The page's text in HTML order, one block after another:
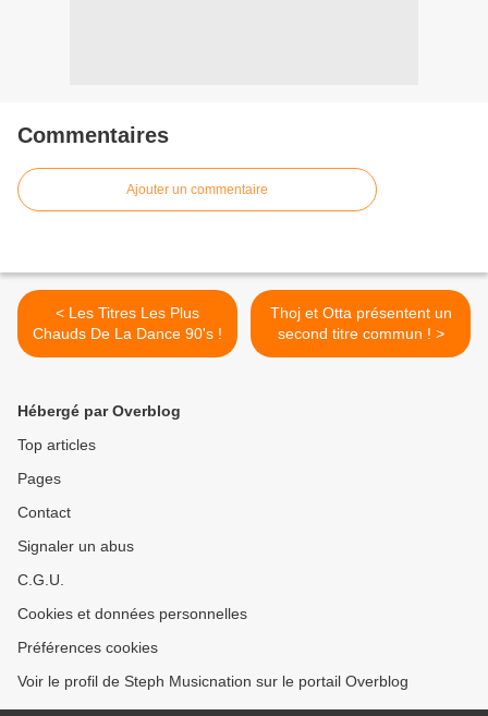
Commentaires
Ajouter un commentaire
< Les Titres Les Plus
Chauds De La Dance 90's !
Thoj et Otta présentent un
second titre commun ! >
Hébergé par Overblog
Top articles
Pages
Contact
Signaler un abus
C.G.U.
Cookies et données personnelles
Préférences cookies
Voir le profil de Steph Musicnation sur le portail Overblog